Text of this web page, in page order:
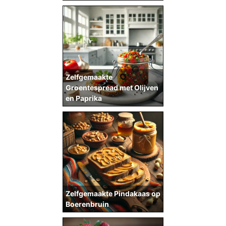
Zelfgemaakte
Groentespread met Olijven
en Paprika
Zelfgemaakte Pindakaas op
Boerenbruin